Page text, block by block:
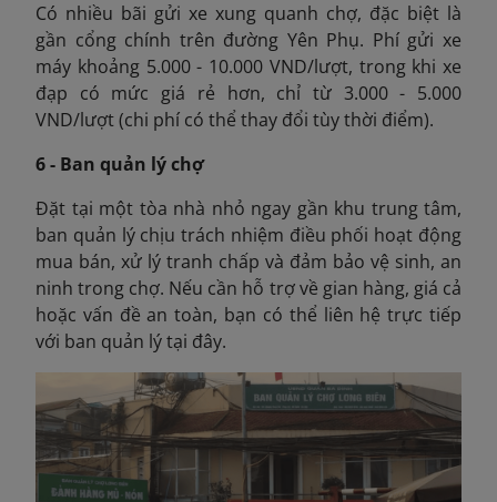
Có nhiều bãi gửi xe xung quanh chợ, đặc biệt là
gần cổng chính trên đường Yên Phụ. Phí gửi xe
máy khoảng 5.000 - 10.000 VND/lượt, trong khi xe
đạp có mức giá rẻ hơn, chỉ từ 3.000 - 5.000
VND/lượt (chi phí có thể thay đổi tùy thời điểm).
6 - Ban quản lý chợ
Đặt tại một tòa nhà nhỏ ngay gần khu trung tâm,
ban quản lý chịu trách nhiệm điều phối hoạt động
mua bán, xử lý tranh chấp và đảm bảo vệ sinh, an
ninh trong chợ. Nếu cần hỗ trợ về gian hàng, giá cả
hoặc vấn đề an toàn, bạn có thể liên hệ trực tiếp
với ban quản lý tại đây.